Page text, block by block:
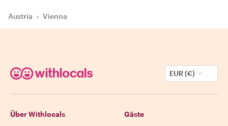
Austria › Vienna
EUR (€)
Über Withlocals Gäste